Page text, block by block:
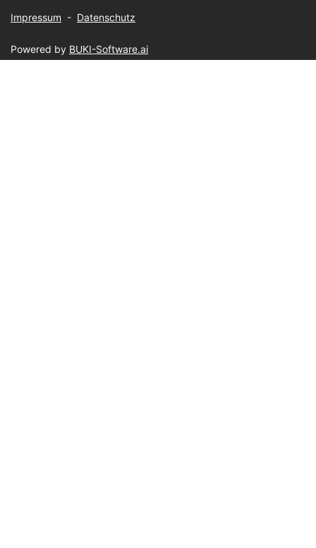
Impressum - Datenschutz
Powered by BUKI-Software.ai